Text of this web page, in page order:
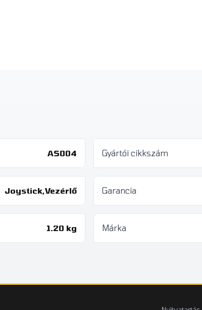
AS004 Gyártói cikkszám
Joystick,Vezérlő Garancia
1.20 kg Márka